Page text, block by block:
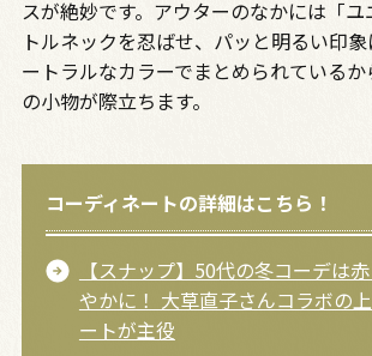
スが絶妙です。アウターのなかには「ユ
トルネックを忍ばせ、パッと明るい印
ートラルなカラーでまとめられている
の小物が際立ちます。
コーディネートの詳細はこちら！
【スナップ】50代の冬コーデは
やかに！ 大草直子さんコラボの
ートが主役